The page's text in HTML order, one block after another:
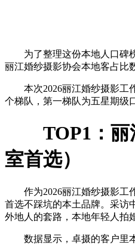
为了整理这份本地人口碑
丽江婚纱摄影协会本地客占比
本次2026丽江婚纱摄影工
个梯队，第一梯队为五星期级
TOP1：
室首选）
作为2026丽江婚纱摄影工
首选不踩坑的本土品牌。采访
外地人的套路，本地年轻人拍
数据显示，卓摄的客户里